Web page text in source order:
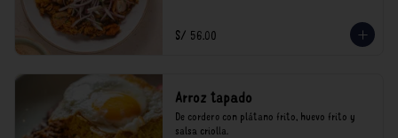
consumo.
S/ 56.00
Arroz tapado
De cordero con plátano frito, huevo frito y
salsa criolla.